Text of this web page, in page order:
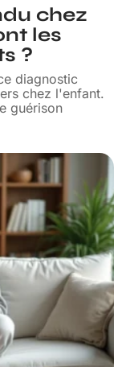
chez
les
?
diagnostic
chez l'enfant.
guérison